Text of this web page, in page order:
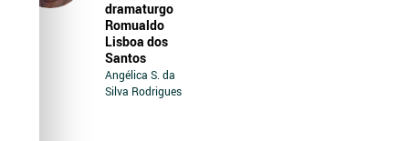
dramaturgo
Romualdo
Lisboa dos
Santos
Angélica S. da
Silva Rodrigues